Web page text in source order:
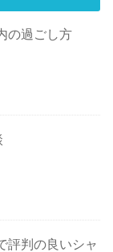
の過ごし方
評判の良いシャ